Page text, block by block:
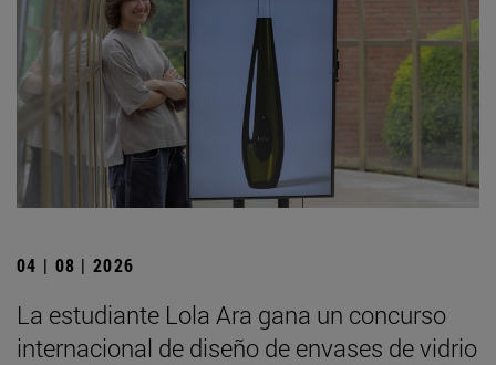
04 | 08 | 2026
La estudiante Lola Ara gana un concurso
internacional de diseño de envases de vidrio